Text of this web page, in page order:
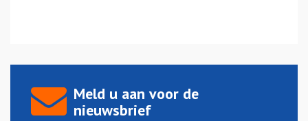
Meld u aan voor de
nieuwsbrief